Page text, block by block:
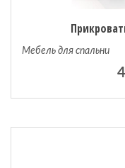
Мебель для спальни